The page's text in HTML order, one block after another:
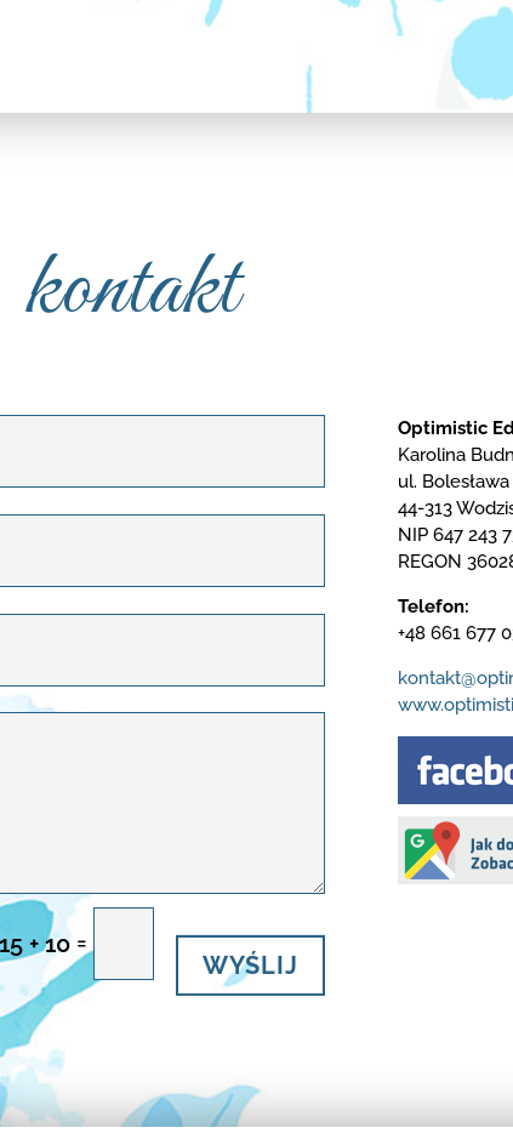
kontakt
15 + 10 =
WYŚLIJ
Optimistic
Karolina
ul.
44-313
NIP 647 243
REGON
Telefon:
+48 661 677